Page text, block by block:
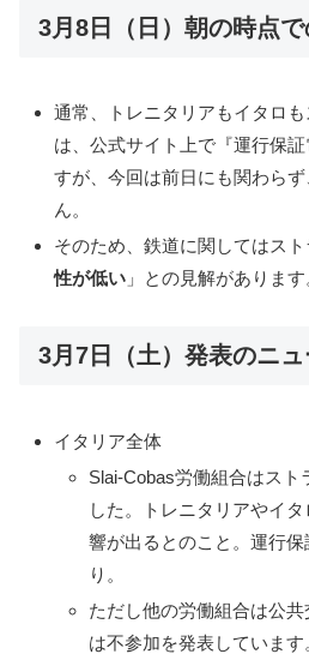
3月8日（日）朝の時点
通常、トレニタリアもイタロ
は、公式サイト上で『運行保
すが、今回は前日にも関わら
ん。
そのため、鉄道に関してはス
性が低い 」との見解があります
3月7日（土）発表のニュ
イタリア全体
Slai-Cobas労働組合はスト
した。トレニタリアやイ
響が出るとのこと。運行
り。
ただし他の労働組合は公
は不参加を発表していま